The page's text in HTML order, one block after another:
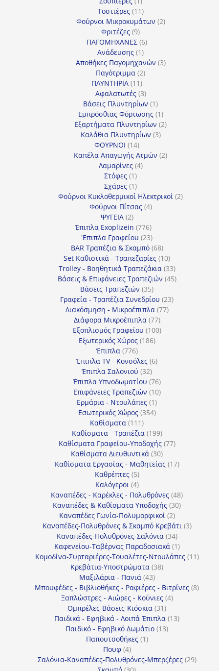
προϊόν
Τοστιέρες 1111
προϊόντα
Φούρνοι Μικροκυμάτων 22
Φριτέζες 99
προϊόντα
ΠΑΓΟΜΗΧΑΝΕΣ 66
Ανάδευσης 11
προϊόν
Αποθήκες Παγομηχανών 33
Παγότριμμα 22
ΠΛΥΝΤΗΡΙΑ 1111
προϊόντα
Αφαλατωτές 33
προϊόντα
Βάσεις Πλυντηρίων 11
προϊόν
Εμπρόσθιας Φόρτωσης 11
προϊόν
Εξαρτήματα Πλυντηρίων 22
Καλάθια Πλυντηρίων 33
ΦΟΥΡΝΟΙ 1414
προϊόντα
Καπέλα Απαγωγής Ατμών 22
Λαμαρίνες 44
Στόφες 11
προϊόν
Σχάρες 11
προϊόν
Φούρνοι Κυκλοθερμικοί Ηλεκτρικοί 22
Φούρνοι Πίτσας 44
ΨΥΓΕΙΑ 22
προϊόντα
Έπιπλα Exoplizein 776776
προϊόντα
'Επιπλα Γραφείου 2323
προϊόντα
BAR Τραπέζια & Σκαμπό 6868
προϊόντα
Set Καθιστικά - Τραπεζαρίες 1010
προϊόντα
Trolley - Βοηθητικά Τραπεζάκια 3333
προϊόντα
Βάσεις & Επιφάνειες Τραπεζιών 4545
Βάσεις Τραπεζιών 3535
προϊόντα
Γραφεία - Τραπέζια Συνεδρίου 2323
Διακόσμηση - Μικροέπιπλα 7777
Διάφορα Μικροέπιπλα 7777
προϊόντα
Εξοπλισμός Γραφείου 100100
Εξωτερικός Χώρος 186186
Έπιπλα 776776
προϊόντα
Έπιπλα TV - Κονσόλες 66
Έπιπλα Σαλονιού 3232
προϊόντα
Έπιπλα Υπνοδωματίου 7676
προϊόντα
Επιφάνειες Τραπεζιών 1010
Ερμάρια - Ντουλάπες 11
προϊόν
Εσωτερικός Χώρος 354354
Καθίσματα 111111
προϊόντα
Καθίσματα - Τραπέζια 199199
προϊόντα
Καθίσματα Γραφείου-Υποδοχής 7777
Καθίσματα Διευθυντικά 3030
προϊόντα
Καθίσματα Εργασίας - Μαθητείας 1717
Καθρέπτες 55
προϊόντα
Καλόγεροι 44
προϊόντα
Καναπέδες - Καρέκλες - Πολυθρόνες 4848
προϊόντα
Καναπέδες & Καθίσματα Υποδοχής 3030
Καναπέδες Γωνία-Πολυμορφικοί 22
προϊόντα
Καναπέδες-Πολυθρόνες & Σκαμπό Κρεβάτι 33
Καναπέδες-Πολυθρόνες-Σαλόνια 3434
προϊόντα
Καφενείου-Ταβέρνας Παραδοσιακά 11
προϊόν
Κομοδίνα-Συρταριέρες-Τουαλέτες-Ντουλάπες 1111
Κρεβάτια-Υποστρώματα 3838
Μαξιλάρια - Πανιά 4343
προϊόντα
Μπουφέδες - Βιβλιοθήκες - Ραφιέρες - Βιτρίνες 88
Ξαπλώστρες - Αιώρες - Κούνιες 44
Ομπρέλες-Βάσεις-Κιόσκια 3131
προϊόντα
Παιδικά - Εφηβικά - Λοιπά Έπιπλα 1313
Παιδικό - Εφηβικό Δωμάτιο 1313
Παπουτσοθήκες 11
Πουφ 44
προϊόντα
Σαλόνια-Καναπέδες-Πολυθρόνες-Μπερζέρες 2929